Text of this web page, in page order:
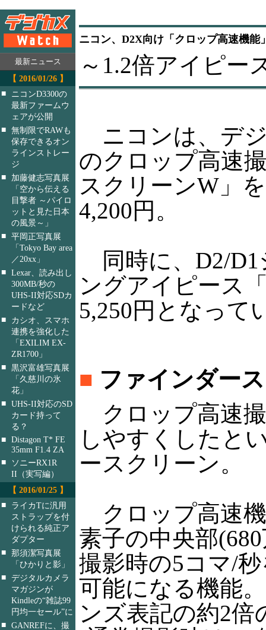
最新ニュース
【 2016/01/26 】
■
ニコンD3300の
最新ファームウ
ェアが公開
■ 無制限でRAWも
保存できるオン
ラインストレー
ジ
■
加藤健志写真展
「空から伝える
目撃者 ～パイロ
ットと見た日本
の風景～」
■ 平岡正写真展
「Tokyo Bay area
／20xx」
■ Lexar、読み出し
300MB/秒の
UHS-II対応SDカ
ードなど
■
カシオ、スマホ
連携を強化した
「EXILIM EX-
ZR1700」
■ 黒沢富雄写真展
「久慈川の氷
花」
■ UHS-II対応のSD
カード持って
る？
■ Distagon T* FE
35mm F1.4 ZA
■
ソニーRX1R
II（実写編）
【 2016/01/25 】
■
ライカTに汎用
ストラップを付
けられる純正ア
ダプター
■ 那須潔写真展
「ひかりと影」
■ デジタルカメラ
マガジンが
Kindleの“雑誌99
円均一セール”に
■ GANREFに、撮
ニコン、D2X向け「クロップ高速機能
～1.2倍アイピー
ニコンは、デ
のクロップ高速
スクリーンW」
4,200円。
同時に、D2/D1
ングアイピース
5,250円となって
■ ファインダー
クロップ高速
しやすくしたと
ースクリーン。
クロップ高速
素子の中央部
撮影時の5コマ/
可能になる機能
ンズ表記の約2